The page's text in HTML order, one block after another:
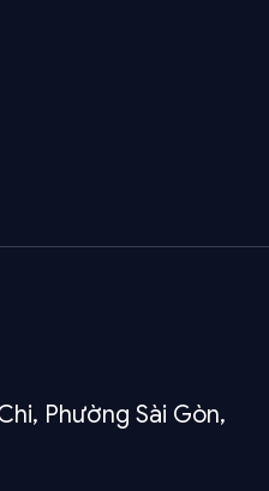
Phường Sài Gòn,